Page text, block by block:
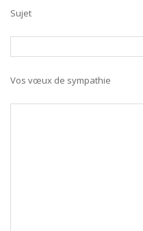
Sujet
Vos vœux de sympathie